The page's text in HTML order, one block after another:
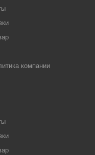
компании